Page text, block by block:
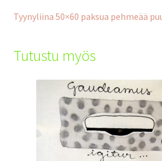
Tyynyliina 50×60 paksua pehmeää
Tutustu myös